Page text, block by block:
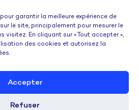
garantir la meilleure expérience de
le site, principalement pour mesurer le
visitez. En cliquant sur « Tout accepter »,
des cookies et autorisez la
Accepter
Refuser
d'affaires